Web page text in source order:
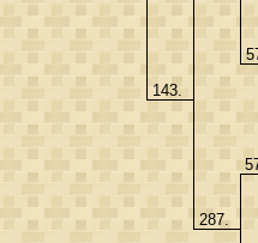
143.
287.